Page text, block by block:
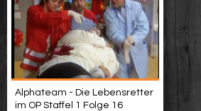
Alphateam - Die Lebensretter
im OP Staffel 1 Folge 16